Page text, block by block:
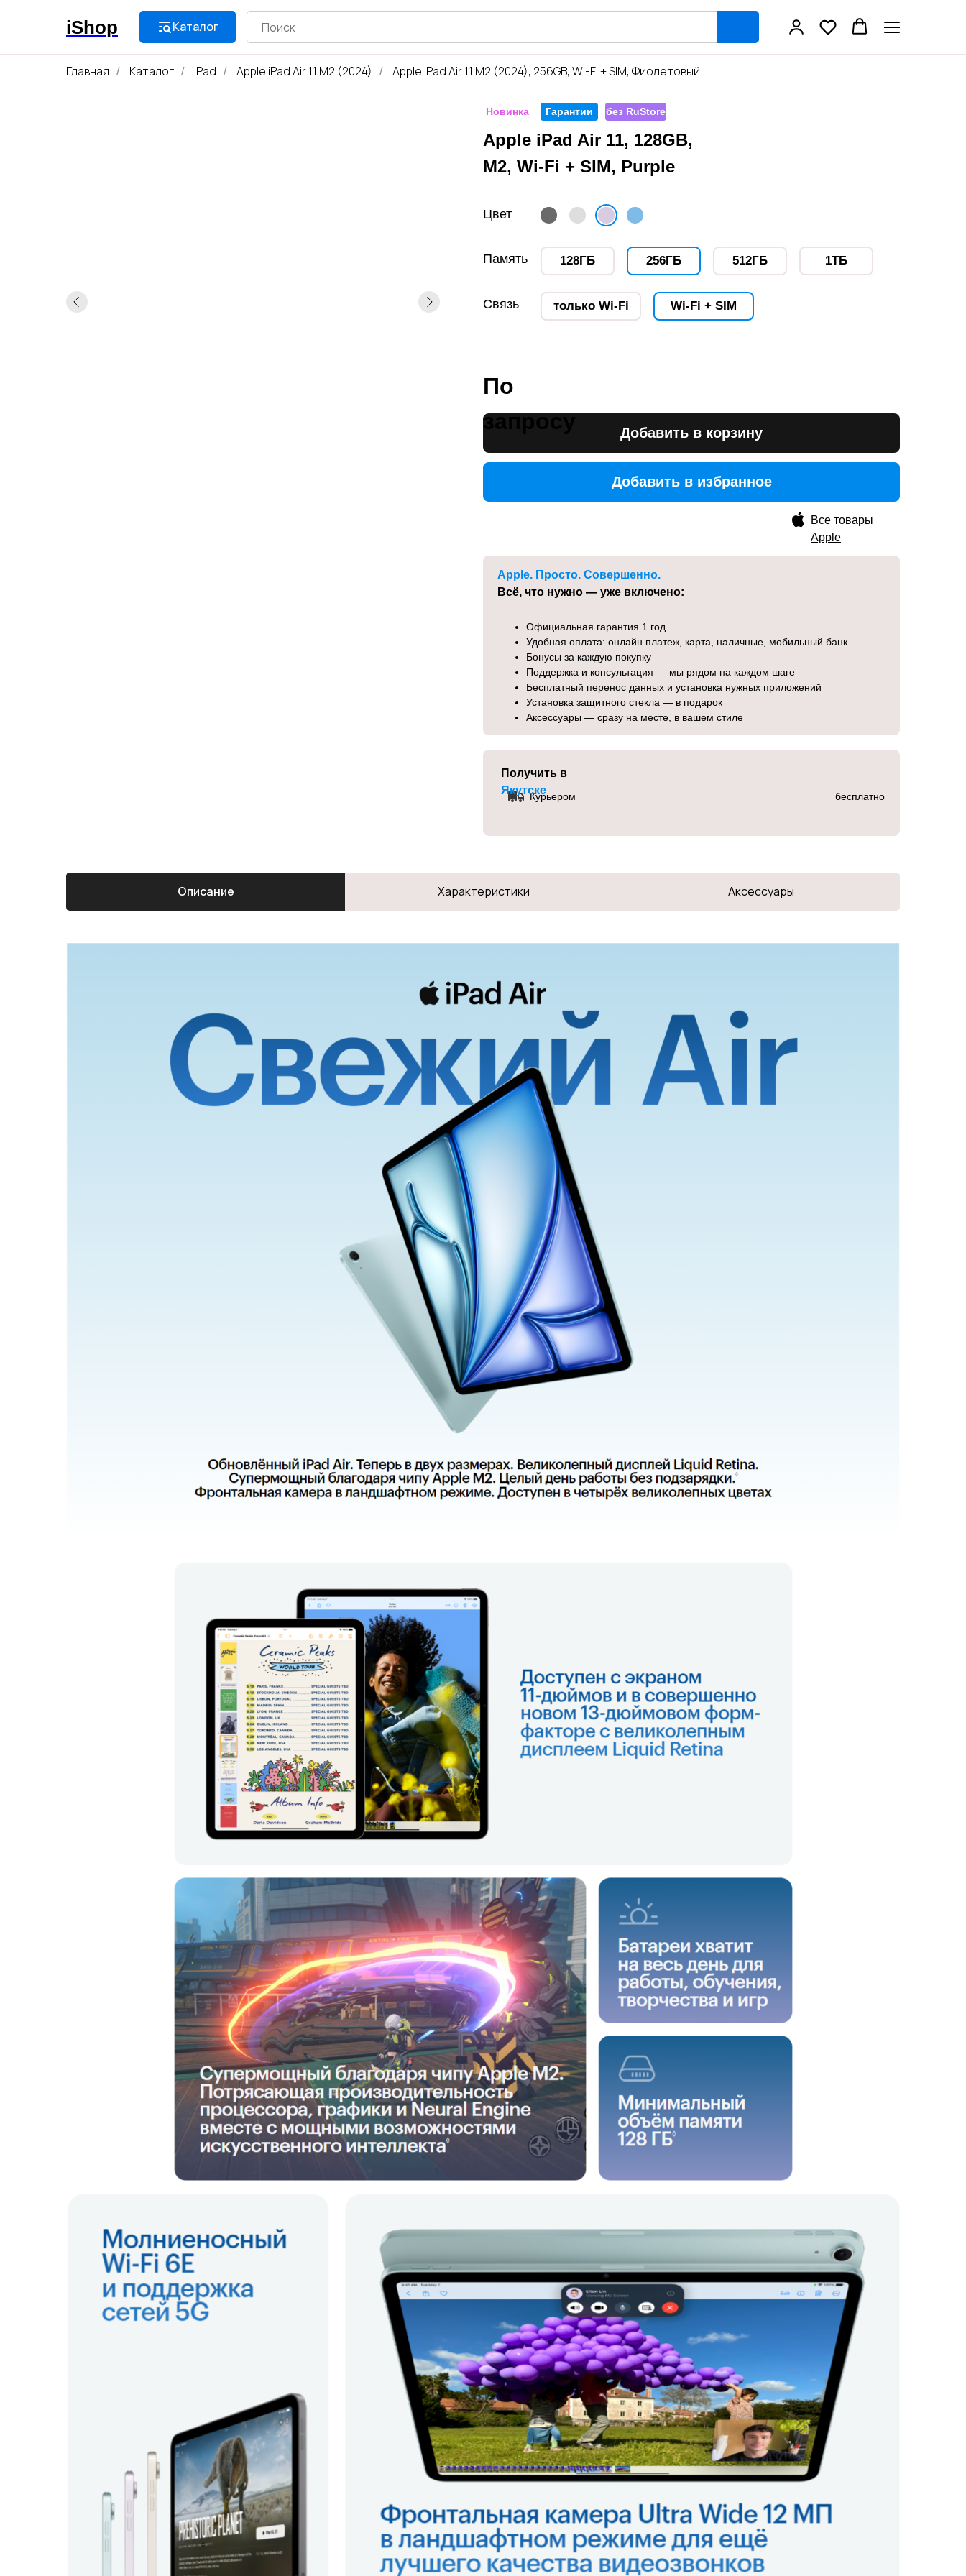
iShop
iShop Каталог
Главная / Каталог / iPad / Apple iPad Air 11 M2 (2024) / Apple iPad Air 11 M2 (2024), 256GB, Wi-Fi + SIM, Фиолетовый
без RuStore
Гарантии
Новинка
Apple iPad Air 11, 128GB,
M2, Wi-Fi + SIM, Purple
Все товары
Apple
Добавить в избранное
Добавить в избранное
Добавить в корзину
Память
Связь Wi-Fi + SIM
только Wi-Fi
Цвет
1ТБ
512ГБ
256ГБ
128ГБ
По
запросу
Официальная гарантия 1 год
Удобная оплата: онлайн платеж, карта, наличные, мобильный банк
Бонусы за каждую покупку
Поддержка и консультация — мы рядом на каждом шаге
Бесплатный перенос данных и установка нужных приложений
Установка защитного стекла — в подарок
Аксессуары — сразу на месте, в вашем стиле
Apple. Просто. Совершенно.
Всё, что нужно — уже включено:
бесплатно
Курьером
Получить в
Якутске
Описание Характеристики Аксессуары